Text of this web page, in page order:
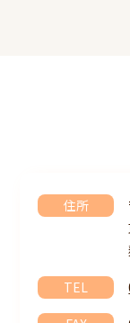
住所
TEL